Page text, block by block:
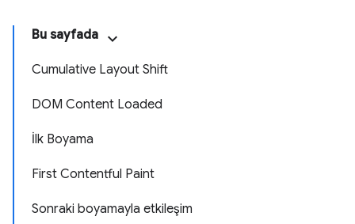
Bu sayfada
Cumulative Layout Shift
DOM Content Loaded
İlk Boyama
First Contentful Paint
Sonraki boyamayla etkileşim